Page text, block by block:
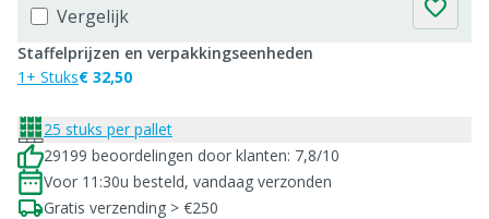
Vergelijk
Staffelprijzen en verpakkingseenheden
1+ Stuks€ 32,50
25 stuks per pallet
29199 beoordelingen door klanten: 7,8/10
Voor 11:30u besteld, vandaag verzonden
Gratis verzending > €250